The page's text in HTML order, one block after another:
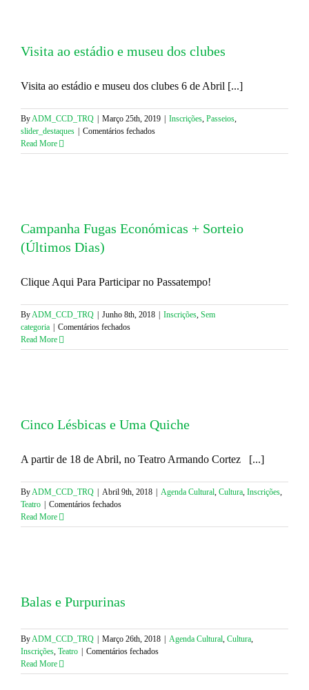
Visita ao estádio e museu dos clubes
Visita ao estádio e museu dos clubes 6 de Abril [...]
ByADM_CCD_TRQ Março 25th, 2019 Inscrições, Passeios,
slider_destaques
Comentários fechadosem
ao
Read More
Campanha Fugas Económicas + Sorteio
(Últimos Dias)
Clique Aqui Para Participar no Passatempo!
ByADM_CCD_TRQ Junho 8th, 2018 Inscrições, Sem
categoria
Comentários fechadosem
Fugas
Read More
Cinco Lésbicas e Uma Quiche
A partir de 18 de Abril, no Teatro Armando Cortez [...]
ByADM_CCD_TRQ Abril 9th, 2018 Agenda Cultural, Cultura, Inscrições,
Teatro
Comentários fechadosem
Lésbicas
Read More
Balas e Purpurinas
ByADM_CCD_TRQ Março 26th, 2018 Agenda Cultural, Cultura,
Inscrições, Teatro Comentários fechadosem
e
Read More